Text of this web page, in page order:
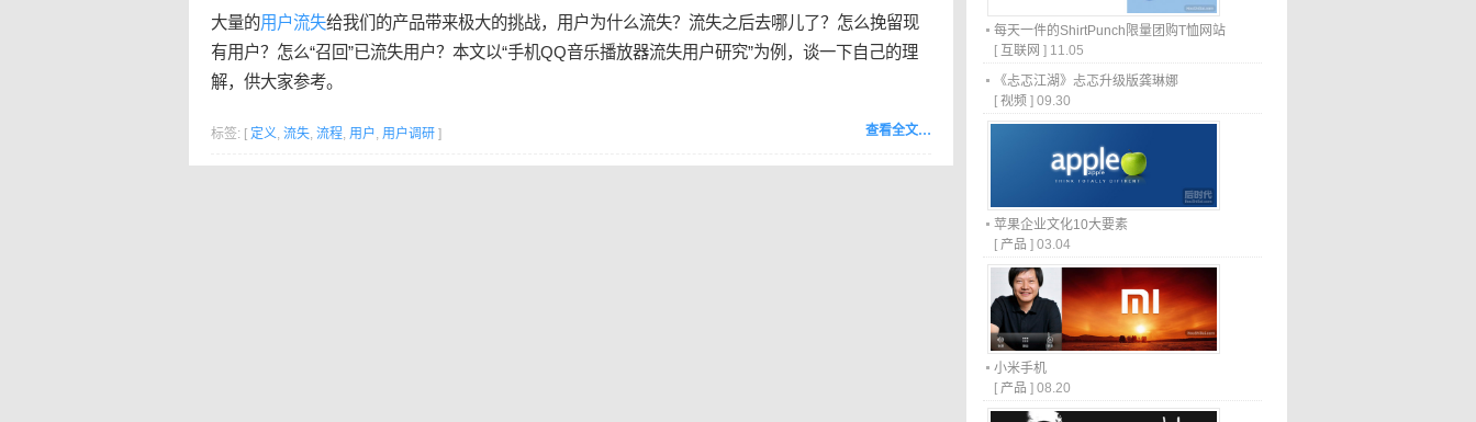
大量的用户流失给我们的产品带来极大的挑战，用户为什么流失？流失之后去哪儿了？怎么挽留现
有用户？怎么“召回”已流失用户？本文以“手机QQ音乐播放器流失用户研究”为例，谈一下自己的理
解，供大家参考。
查看全文…
标签: [ 定义, 流失, 流程, 用户, 用户调研 ]
每天一件的ShirtPunch限量团购T恤网站
[ 互联网 ] 11.05
《忐忑江湖》忐忑升级版龚琳娜
[ 视频 ] 09.30
苹果企业文化10大要素
[ 产品 ] 03.04
小米手机
[ 产品 ] 08.20